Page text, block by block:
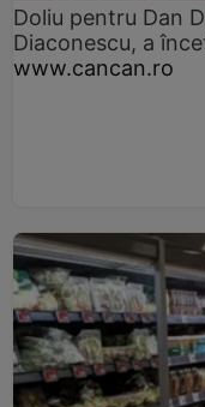
Doliu pentru Dan
Diaconescu, a
www.cancan.ro